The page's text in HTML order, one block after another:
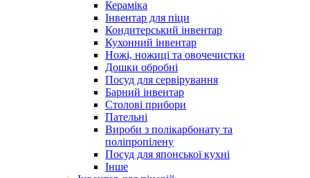
Кераміка
Інвентар для піци
Кондитерський інвентар
Кухонний інвентар
Ножі, ножиці та овочечистки
Дошки обробні
Посуд для сервірування
Барний інвентар
Столові прибори
Пательні
Вироби з полікарбонату та
поліпропілену
Посуд для японської кухні
Інше